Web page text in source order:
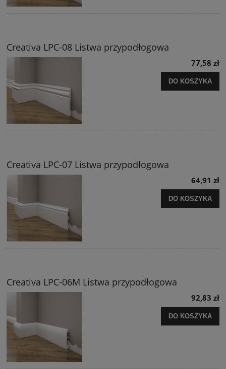
Creativa LPC-08 Listwa przypodłogowa
77,58 zł
DO KOSZYKA
Creativa LPC-07 Listwa przypodłogowa
64,91 zł
DO KOSZYKA
Creativa LPC-06M Listwa przypodłogowa
92,83 zł
DO KOSZYKA